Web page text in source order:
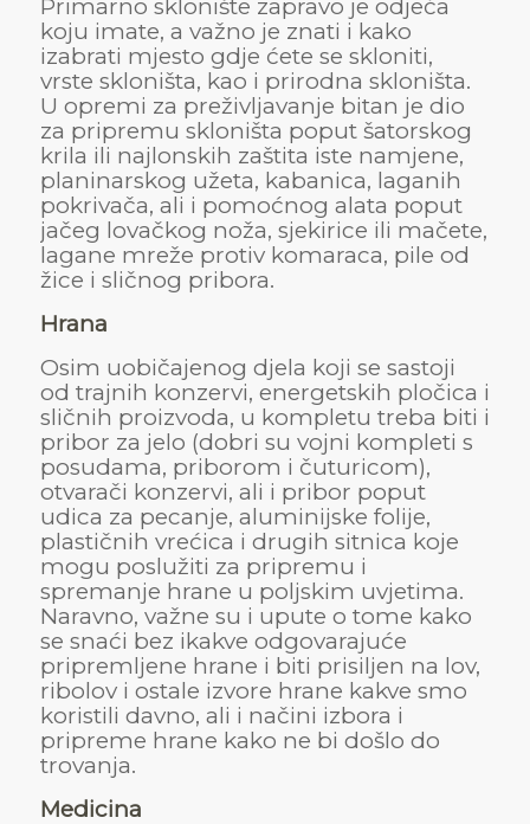
Primarno sklonište zapravo je odjeća
koju imate, a važno je znati i kako
izabrati mjesto gdje ćete se skloniti,
vrste skloništa, kao i prirodna skloništa.
U opremi za preživljavanje bitan je dio
za pripremu skloništa poput šatorskog
krila ili najlonskih zaštita iste namjene,
planinarskog užeta, kabanica, laganih
pokrivača, ali i pomoćnog alata poput
jačeg lovačkog noža, sjekirice ili mačete,
lagane mreže protiv komaraca, pile od
žice i sličnog pribora.
Hrana
Osim uobičajenog djela koji se sastoji
od trajnih konzervi, energetskih pločica i
sličnih proizvoda, u kompletu treba biti i
pribor za jelo (dobri su vojni kompleti s
posudama, priborom i čuturicom),
otvarači konzervi, ali i pribor poput
udica za pecanje, aluminijske folije,
plastičnih vrećica i drugih sitnica koje
mogu poslužiti za pripremu i
spremanje hrane u poljskim uvjetima.
Naravno, važne su i upute o tome kako
se snaći bez ikakve odgovarajuće
pripremljene hrane i biti prisiljen na lov,
ribolov i ostale izvore hrane kakve smo
koristili davno, ali i načini izbora i
pripreme hrane kako ne bi došlo do
trovanja.
Medicina